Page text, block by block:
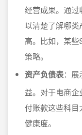
经营成果。通
以清楚了解哪
高。比如，某
策略。
资产负债表：
益。对于电商
付账款这些科
健康度。